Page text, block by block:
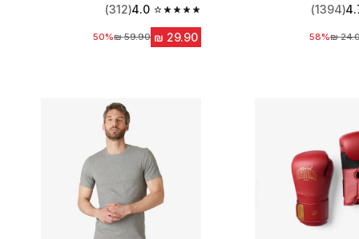
(1394)
לפני הנחה
58%
4.0
4.0 out of 5 stars from 312 reviews
(312)
מחיר לפני הנחה‏59.90 ₪
50%